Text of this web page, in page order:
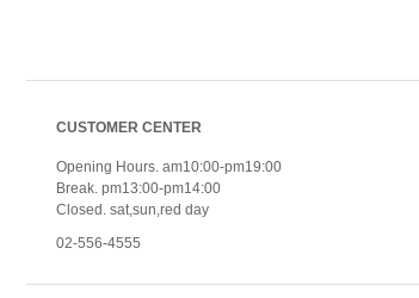
CUSTOMER CENTER
Opening Hours. am10:00-pm19:00
Break. pm13:00-pm14:00
Closed. sat,sun,red day
02-556-4555